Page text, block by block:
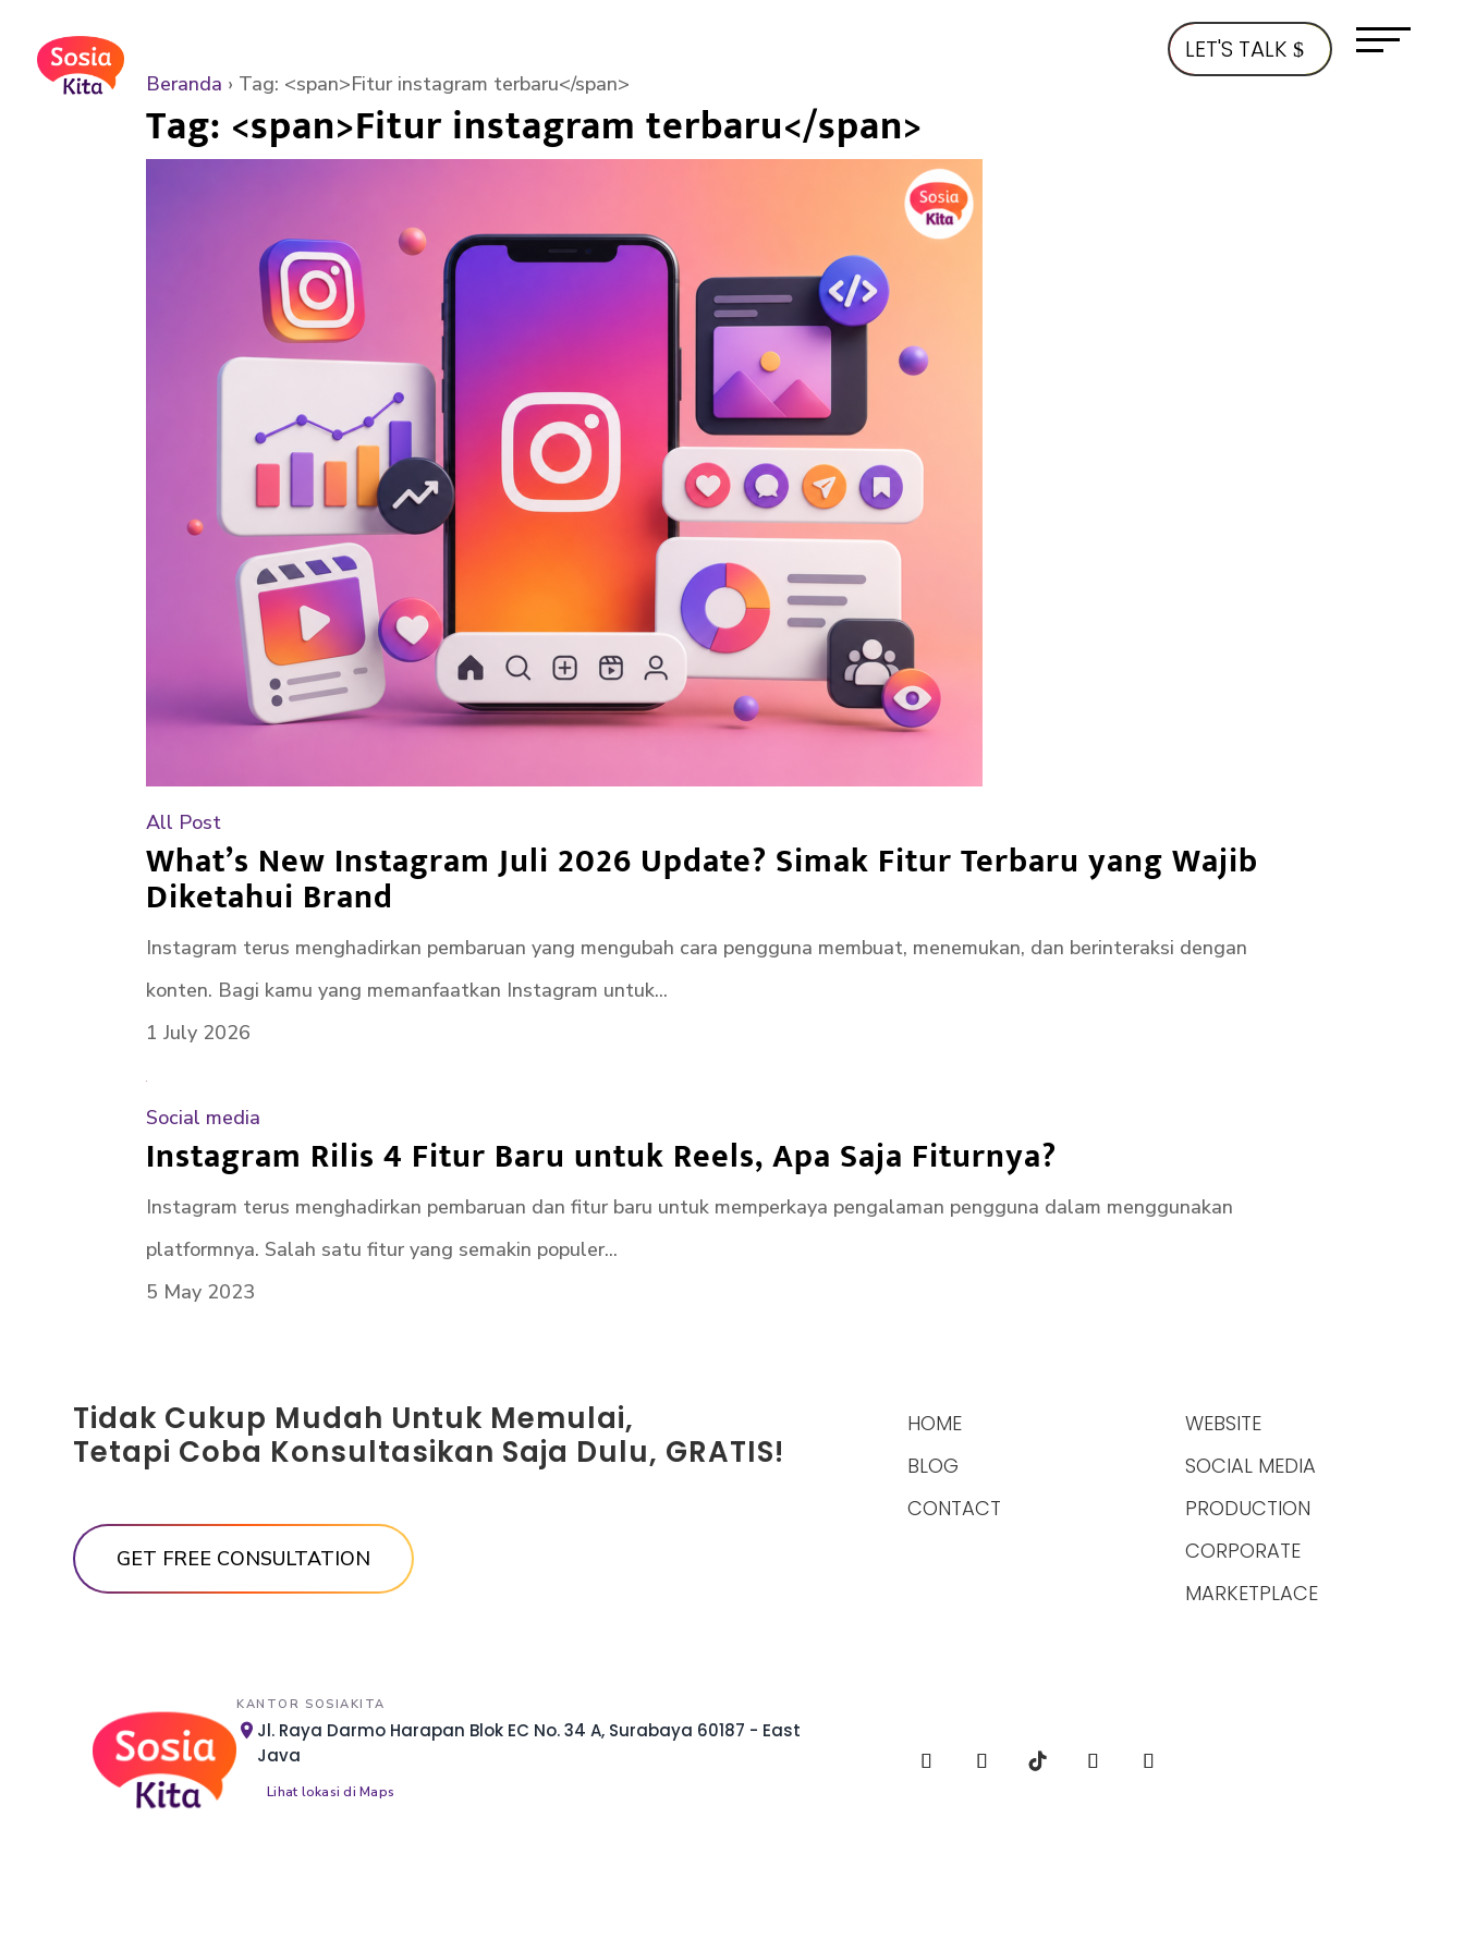
LET'S TALK
Beranda › Tag: <span>Fitur instagram terbaru</span>
Tag: <span>Fitur instagram terbaru</span>
All Post
What’s New Instagram Juli 2026 Update? Simak Fitur Terbaru yang Wajib
Diketahui Brand
Instagram terus menghadirkan pembaruan yang mengubah cara pengguna membuat, menemukan, dan berinteraksi dengan
konten. Bagi kamu yang memanfaatkan Instagram untuk...
1 July 2026
Social media
Instagram Rilis 4 Fitur Baru untuk Reels, Apa Saja Fiturnya?
Instagram terus menghadirkan pembaruan dan fitur baru untuk memperkaya pengalaman pengguna dalam menggunakan
platformnya. Salah satu fitur yang semakin populer...
5 May 2023
Tidak Cukup Mudah Untuk Memulai,
Tetapi Coba Konsultasikan Saja Dulu, GRATIS!
HOME
BLOG
CONTACT
WEBSITE
SOCIAL MEDIA
PRODUCTION
CORPORATE
MARKETPLACE
KANTOR SOSIAKITA
Jl. Raya Darmo Harapan Blok EC No. 34 A, Surabaya 60187 - East
Java
Lihat lokasi di Maps